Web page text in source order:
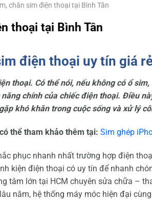
chân sim điện thoại tại Bình Tân
thoại tại Bình Tân
điện thoại uy tín giá
thoại. Có thể nói, nếu không có ổ
chính của chiếc điện thoại. Điều
khó khăn trong cuộc sống và xử lý
thể tham khảo thêm tại: Sim ghép
phục nhanh nhất trường hợp điện
kiện điện thoại có uy tín để nhanh
tâm lớn tại HCM chuyên sửa chữa –
năm, hệ thống máy móc hiện đại